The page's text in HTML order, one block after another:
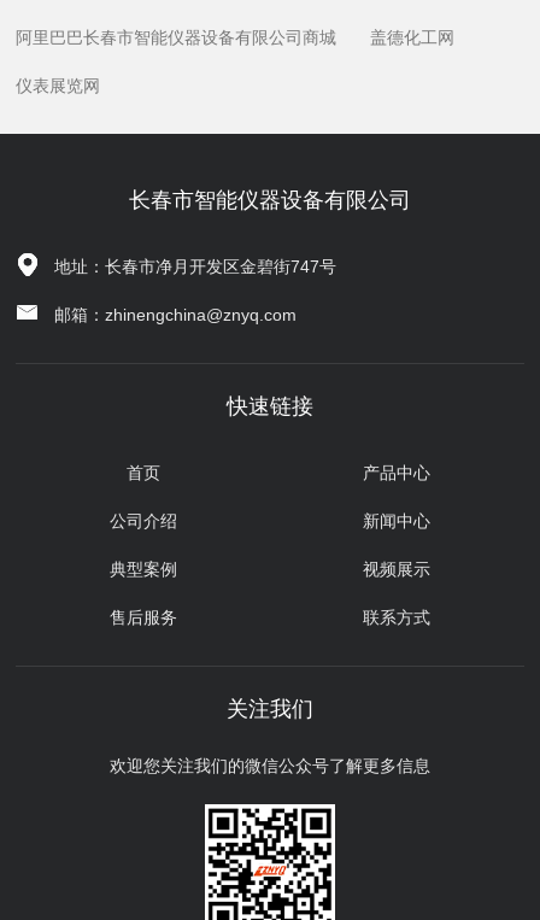
阿里巴巴长春市智能仪器设备有限公司商城 盖德化工网
仪表展览网
长春市智能仪器设备有限公司
地址：长春市净月开发区金碧街747号
邮箱：zhinengchina@znyq.com
快速链接
首页 产品中心
公司介绍 新闻中心
典型案例 视频展示
售后服务 联系方式
关注我们
欢迎您关注我们的微信公众号了解更多信息